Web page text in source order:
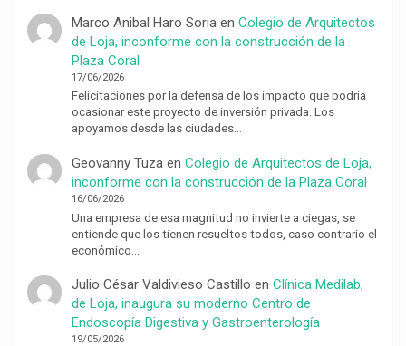
Marco Anibal Haro Soriaen Colegio de Arquitectos
de Loja, inconforme con la construcción de la
Plaza Coral
17/06/2026
Felicitaciones por la defensa de los impacto que podría
ocasionar este proyecto de inversión privada. Los
apoyamos desde las ciudades…
Geovanny Tuzaen Colegio de Arquitectos de Loja,
inconforme con la construcción de la Plaza Coral
16/06/2026
Una empresa de esa magnitud no invierte a ciegas, se
entiende que los tienen resueltos todos, caso contrario el
económico…
Julio César Valdivieso Castillo en Clínica Medilab,
de Loja, inaugura su moderno Centro de
Endoscopía Digestiva y Gastroenterología
19/05/2026